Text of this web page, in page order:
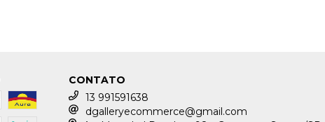
CONTATO
13 991591638
dgalleryecommerce@gmail.com